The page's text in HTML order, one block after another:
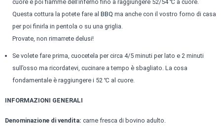
cuore e poi fiamme dell’inferno fino a raggiungere 52/54 ℃ a cuore.
Questa cottura la potete fare al BBQ ma anche con il vostro forno di casa
per poi finirla in pentola o su una griglia.
Provate, non rimarrete delusi!
Se volete fare prima, cuocetela per circa 4/5 minuti per lato e 2 minuti
sull’osso ma ricordatevi, cucinare a tempo è sbagliato. La cosa
fondamentale è raggiungere i 52 ℃ al cuore.
INFORMAZIONI GENERALI
Denominazione di vendita: carne fresca di bovino adulto.